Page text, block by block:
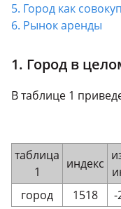
5. Город как
6. Рынок аренды
1. Город в
В таблице 1
таблица
1
индекс
город
1518 -